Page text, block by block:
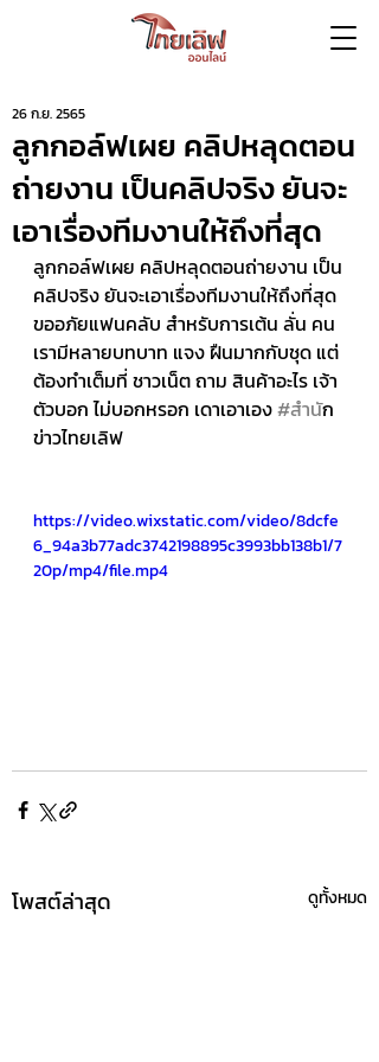
ลูกกอล์ฟเผย คลิปหลุดตอน
ถ่ายงาน เป็นคลิปจริง ยันจะ
เอาเรื่องทีมงานให้ถึงที่สุด
26 ก.ย. 2565
ลูกกอล์ฟเผย คลิปหลุดตอนถ่ายงาน เป็น
คลิปจริง ยันจะเอาเรื่องทีมงานให้ถึงที่สุด
ขออภัยแฟนคลับ สำหรับการเต้น ลั่น คน
เรามีหลายบทบาท แจง ฝืนมากกับชุด แต่
ต้องทำเต็มที่ ชาวเน็ต ถาม สินค้าอะไร เจ้า
ตัวบอก ไม่บอกหรอก เดาเอาเอง #สำนัก
ข่าวไทยเลิฟ
https://video.wixstatic.com/video/8dcfe
6_94a3b77adc3742198895c3993bb138b1/7
20p/mp4/file.mp4
โพสต์ล่าสุด ดูทั้งหมด